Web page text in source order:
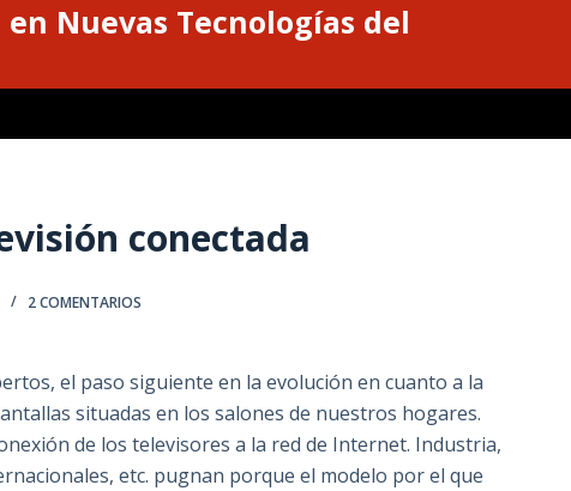
en Nuevas Tecnologías del
conectada
2 COMENTARIOS
el paso siguiente en la evolución en cuanto a la
situadas en los salones de nuestros hogares.
de los televisores a la red de Internet. Industria,
etc. pugnan porque el modelo por el que